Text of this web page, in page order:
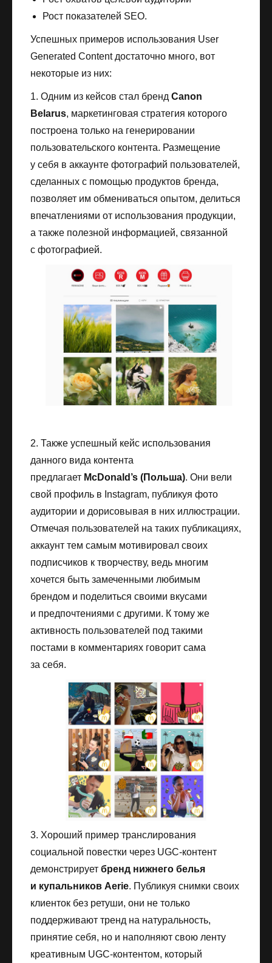
Рост показателей SEO.
Успешных примеров использования User
Generated Content достаточно много, вот
некоторые из них:
1. Одним из кейсов стал бренд Canon
Belarus, маркетинговая стратегия которого
построена только на генерировании
пользовательского контента. Размещение
у себя в аккаунте фотографий пользователей,
сделанных с помощью продуктов бренда,
позволяет им обмениваться опытом, делиться
впечатлениями от использования продукции,
а также полезной информацией, связанной
с фотографией.
2. Также успешный кейс использования
данного вида контента
предлагает McDonald’s (Польша). Они вели
свой профиль в Instagram, публикуя фото
аудитории и дорисовывая в них иллюстрации.
Отмечая пользователей на таких публикациях,
аккаунт тем самым мотивировал своих
подписчиков к творчеству, ведь многим
хочется быть замеченными любимым
брендом и поделиться своими вкусами
и предпочтениями с другими. К тому же
активность пользователей под такими
постами в комментариях говорит сама
за себя.
3. Хороший пример транслирования
социальной повестки через UGC-контент
демонстрирует бренд нижнего белья
и купальников Aerie. Публикуя снимки своих
клиенток без ретуши, они не только
поддерживают тренд на натуральность,
принятие себя, но и наполняют свою ленту
креативным UGC-контентом, который